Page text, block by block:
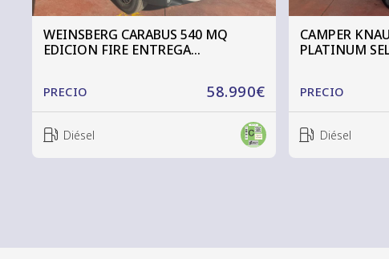
WEINSBERG CARABUS 540 MQ
EDICION FIRE ENTREGA
58.990€
PRECIO
Diésel
CAMPER
PLATINUM
PRECIO
Diésel